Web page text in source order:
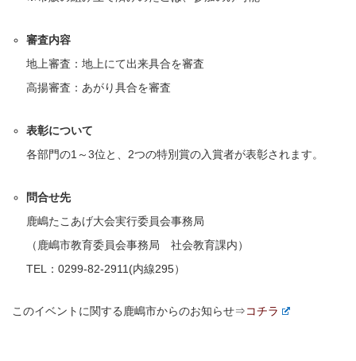
審査内容
地上審査：地上にて出来具合を審査
高揚審査：あがり具合を審査
表彰について
各部門の1～3位と、2つの特別賞の入賞者が表彰されます。
問合せ先
鹿嶋たこあげ大会実行委員会事務局
（鹿嶋市教育委員会事務局 社会教育課内）
TEL：0299-82-2911(内線295）
このイベントに関する鹿嶋市からのお知らせ⇒コチラ